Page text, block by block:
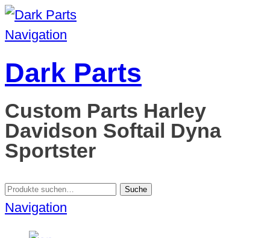
Navigation
Dark Parts
Custom Parts Harley
Davidson Softail Dyna
Sportster
Suche
nach:
Suche
Navigation